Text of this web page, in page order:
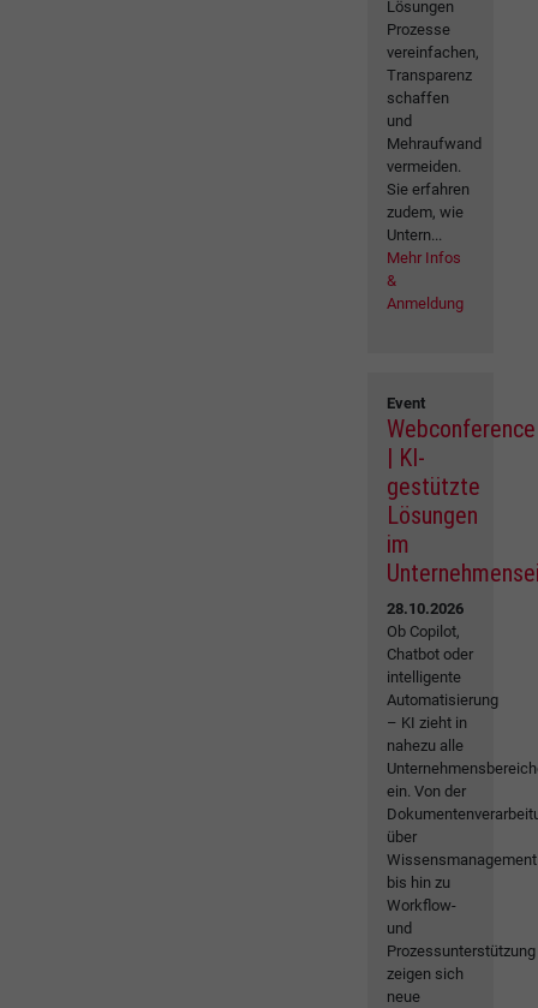
Lösungen
Prozesse
vereinfachen,
Transparenz
schaffen
und
Mehraufwand
vermeiden.
Sie erfahren
zudem, wie
Untern...
Mehr Infos
&
Anmeldung
Event
Webconference
| KI-
gestützte
Lösungen
im
28.10.2026
Ob Copilot,
Chatbot oder
intelligente
Automatisierung
– KI zieht in
nahezu alle
ein. Von der
über
Wissensmanagement
bis hin zu
Workflow-
und
Prozessunterstützung
zeigen sich
neue